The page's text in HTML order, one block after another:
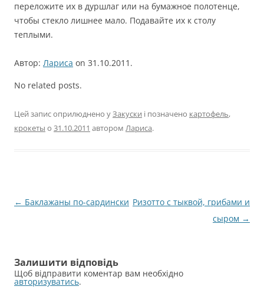
переложите их в дуршлаг или на бумажное полотенце,
чтобы стекло лишнее мало. Подавайте их к столу
теплыми.
Автор: Лариса on 31.10.2011.
No related posts.
Цей запис оприлюднено уЗакуски і позначено картофель,
крокеты о 31.10.2011 автором Лариса.
Навігація
← Баклажаны по-сардински Ризотто с тыквой, грибами и
сыром →
Залишити відповідь
Щоб відправити коментар вам необхідно
авторизуватись.